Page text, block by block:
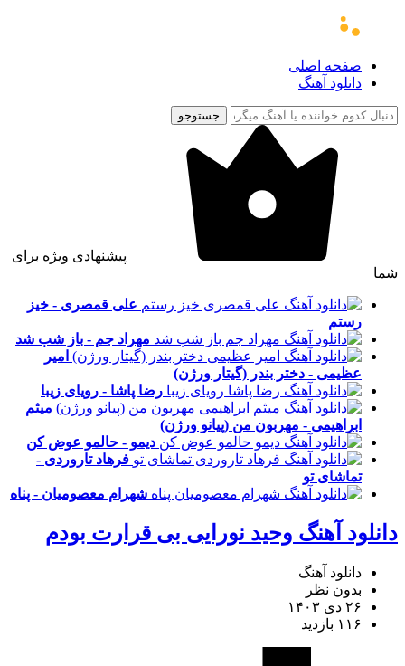
صفحه اصلی
دانلود آهنگ
جستوجو
پیشنهادی ویژه برای
شما
علی قمصری - خیز
رستم
مهراد جم - باز شب شد
امیر
عظیمی - دختر بندر (گیتار ورژن)
رضا پاشا - رویای زیبا
میثم
ابراهیمی - مهربون من (پیانو ورژن)
دیمو - حالمو عوض کن
فرهاد تاروردی -
تماشای تو
شهرام معصومیان - پناه
دانلود آهنگ وحید نورایی بی قرارت بودم
دانلود آهنگ
بدون نظر
۲۶ دی ۱۴۰۳
۱۱۶ بازدید